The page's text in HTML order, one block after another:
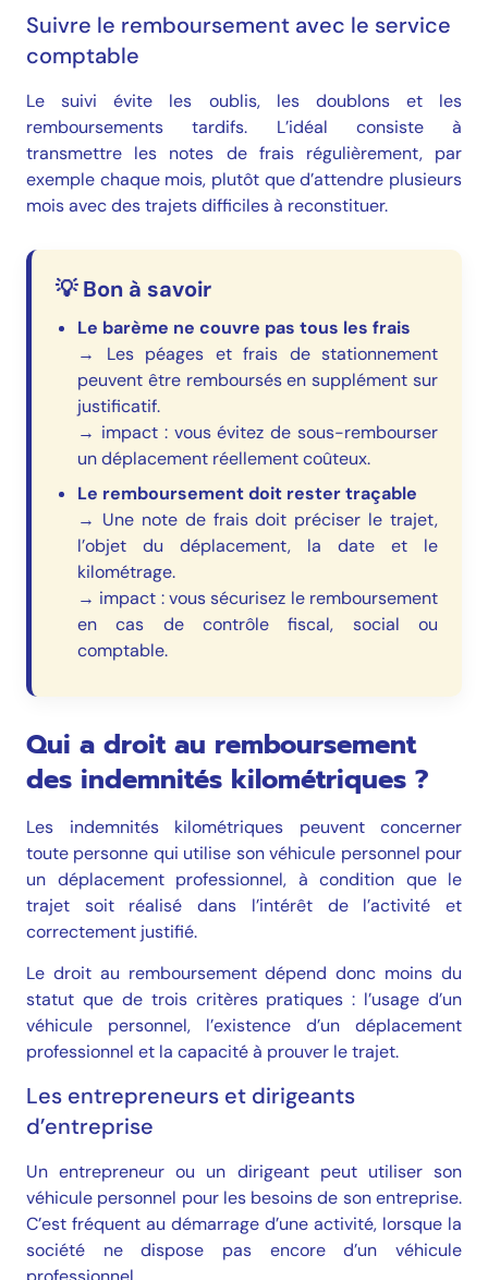
Suivre le remboursement avec le service
comptable
Le suivi évite les oublis, les doublons et les
remboursements tardifs. L’idéal consiste à
transmettre les notes de frais régulièrement, par
exemple chaque mois, plutôt que d’attendre plusieurs
mois avec des trajets difficiles à reconstituer.
💡 Bon à savoir
Le barème ne couvre pas tous les frais
→ Les péages et frais de stationnement
peuvent être remboursés en supplément sur
justificatif.
→ impact : vous évitez de sous-rembourser
un déplacement réellement coûteux.
Le remboursement doit rester traçable
→ Une note de frais doit préciser le trajet,
l’objet du déplacement, la date et le
kilométrage.
→ impact : vous sécurisez le remboursement
en cas de contrôle fiscal, social ou
comptable.
Qui a droit au remboursement
des indemnités kilométriques ?
Les indemnités kilométriques peuvent concerner
toute personne qui utilise son véhicule personnel pour
un déplacement professionnel, à condition que le
trajet soit réalisé dans l’intérêt de l’activité et
correctement justifié.
Le droit au remboursement dépend donc moins du
statut que de trois critères pratiques : l’usage d’un
véhicule personnel, l’existence d’un déplacement
professionnel et la capacité à prouver le trajet.
Les entrepreneurs et dirigeants
d’entreprise
Un entrepreneur ou un dirigeant peut utiliser son
véhicule personnel pour les besoins de son entreprise.
C’est fréquent au démarrage d’une activité, lorsque la
société ne dispose pas encore d’un véhicule